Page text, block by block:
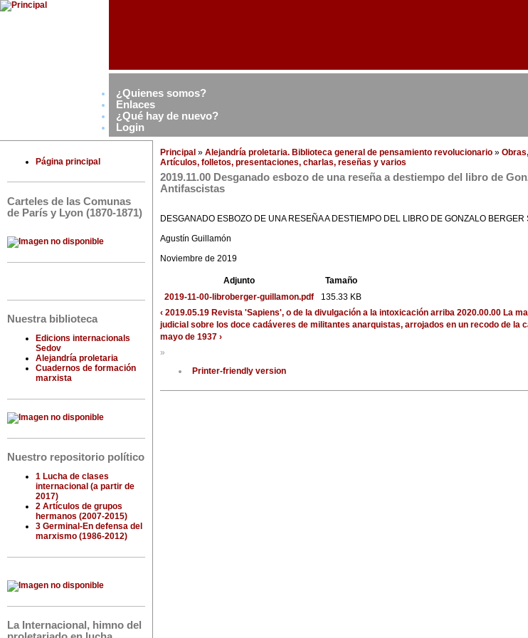
¿Quienes somos?
Enlaces
¿Qué hay de nuevo?
Login
Página principal
Carteles de las Comunas
de París y Lyon (1870-1871)
Nuestra biblioteca
Edicions internacionals
Sedov
Alejandría proletaria
Cuadernos de formación
marxista
Nuestro repositorio político
1 Lucha de clases
internacional (a partir de
2017)
2 Artículos de grupos
hermanos (2007-2015)
3 Germinal-En defensa del
marxismo (1986-2012)
La Internacional, himno del
Principal » Alejandría proletaria. Biblioteca general de pensamiento revolucionario »
Artículos, folletos, presentaciones, charlas, reseñas y varios
2019.11.00 Desganado esbozo de una reseña a destiempo del libro de
Antifascistas
DESGANADO ESBOZO DE UNA RESEÑA A DESTIEMPO DEL LIBRO DE GONZALO
Agustín Guillamón
Noviembre de 2019
Adjunto
Tamaño
2019-11-00-libroberger-guillamon.pdf
135.33 KB
‹ 2019.05.19 Revista 'Sapiens', o de la divulgación a la intoxicación arriba 2020.00.00 La
judicial sobre los doce cadáveres de militantes anarquistas, arrojados en un recodo de la
mayo de 1937 ›
»
Printer-friendly version